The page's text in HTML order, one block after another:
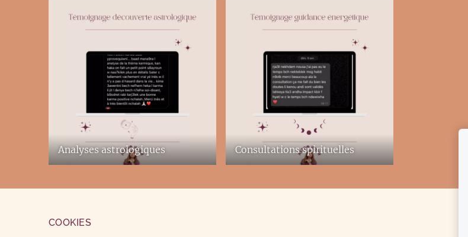
Analyses astrologiques Consultations spirituelles
COOKIES